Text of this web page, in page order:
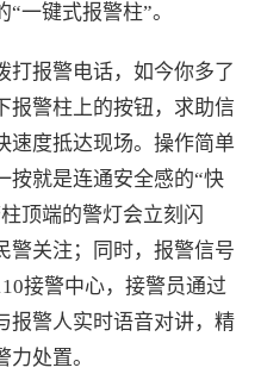
一键式报警柱”。
打报警电话，如今你多了
报警柱上的按钮，求助信
速度抵达现场。操作简单
按就是连通安全感的“快
顶端的警灯会立刻闪
警关注；同时，报警信号
接警中心，接警员通过
报警人实时语音对讲，精
处置。